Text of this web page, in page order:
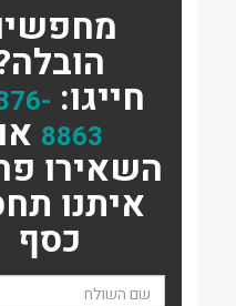
חייגו:
8863
השאירו
איתנו
כסף
שם השולח